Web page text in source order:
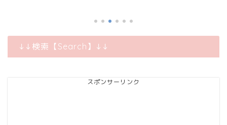
↓↓検索【Search】↓↓
スポンサーリンク